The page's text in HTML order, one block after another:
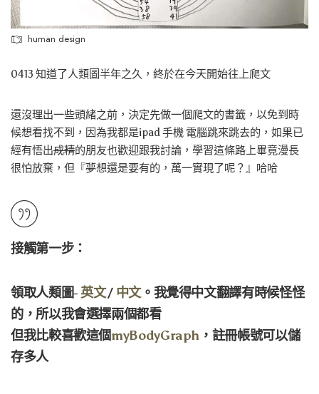
human design
0413 知道了人類圖半年之久，終於在今天開始往上爬文
還沒理出一些頭緒之前，決定先做一個爬文的書籤，以免到時
候想看找不到，因為我都是ipad 手機 電腦跳來跳去的，如果已
經有悟出成精的朋友也歡迎跟我討論，學習這條路上畢竟漫長
很怕放棄，但『夢想還是要有的，萬一實現了呢？』哈哈
接觸第一步：
領取人類圖-英文/ 中文。我覺得中文翻譯有時候怪怪
的，所以我會選擇兩個都看
但我比較喜歡這個myBodyGraph ，註冊帳號可以儲
存多人